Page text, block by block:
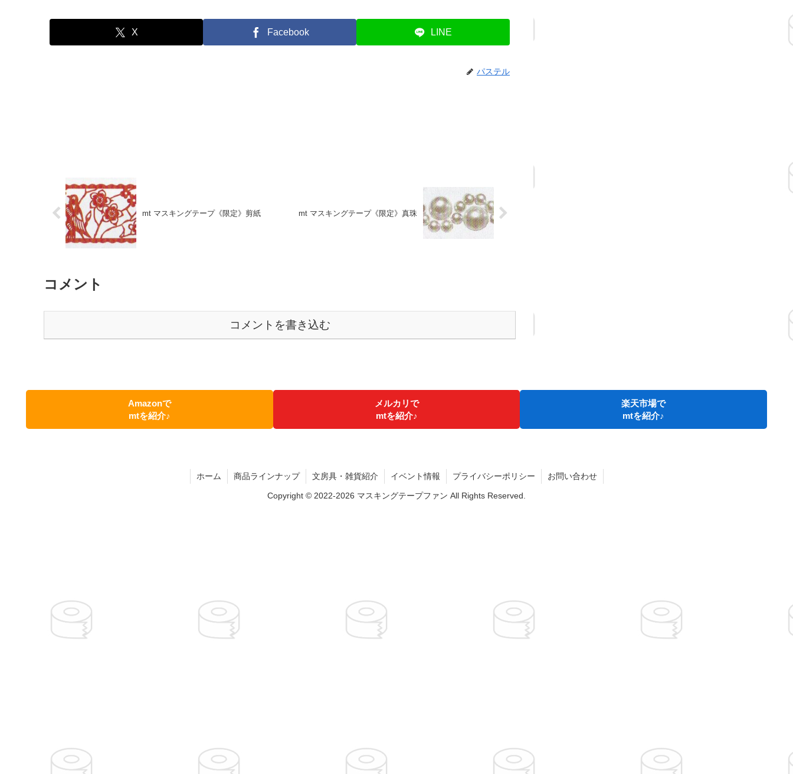
X Facebook LINE
パステル
mt マスキングテープ《限定》剪紙 mt マスキングテープ《限定》真珠
コメント
コメントを書き込む
Amazonで
mtを紹介♪
メルカリで
mtを紹介♪
楽天市場で
mtを紹介♪
ホーム 商品ラインナップ 文房具・雑貨紹介 イベント情報 プライバシーポリシー お問い合わせ
Copyright © 2022-2026 マスキングテープファン All Rights Reserved.